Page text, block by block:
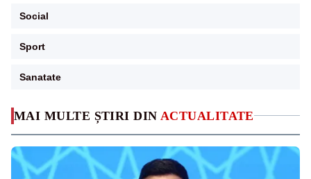
MAI MULTE ȘTIRI DIN ACTUALITATE
Social
Sport
Sanatate